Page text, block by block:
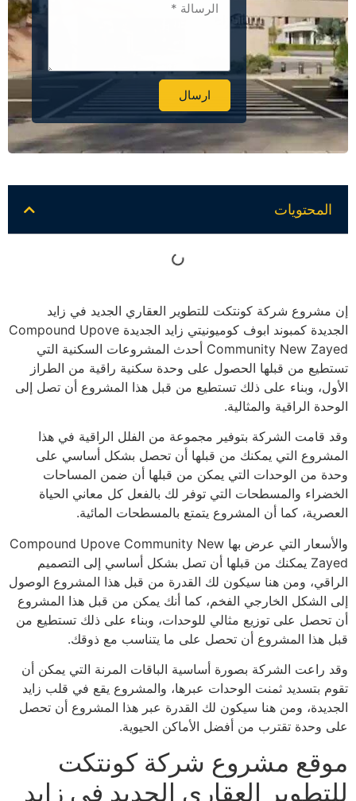
ارسال
Alternative:
المحتويات
إن مشروع شركة كونتكت للتطوير العقاري الجديد في زايد
الجديدة كمبوند ابوف كوميونيتي زايد الجديدة Compound Upove
Community New Zayed أحدث المشروعات السكنية التي
تستطيع من قبلها الحصول على وحدة سكنية راقية من الطراز
الأول، وبناء على ذلك تستطيع من قبل هذا المشروع أن تصل إلى
الوحدة الراقية والمثالية.
وقد قامت الشركة بتوفير مجموعة من الفلل الراقية في هذا
المشروع التي يمكنك من قبلها أن تحصل بشكل أساسي على
وحدة من الوحدات التي يمكن من قبلها أن ضمن المساحات
الخضراء والمسطحات التي توفر لك بالفعل كل معاني الحياة
العصرية، كما أن المشروع يتمتع بالمسطحات المائية.
والأسعار التي عرض بها Compound Upove Community New
Zayed يمكنك من قبلها أن تصل بشكل أساسي إلى التصميم
الراقي، ومن هنا سيكون لك القدرة من قبل هذا المشروع الوصول
إلى الشكل الخارجي الفخم، كما أنك يمكن من قبل هذا المشروع
أن تحصل على توزيع مثالي للوحدات، وبناء على ذلك تستطيع من
قبل هذا المشروع أن تحصل على ما يتناسب مع ذوقك.
وقد راعت الشركة بصورة أساسية الباقات المرنة التي يمكن أن
تقوم بتسديد ثمنت الوحدات عبرها، والمشروع يقع في قلب زايد
الجديدة، ومن هنا سيكون لك القدرة عبر هذا المشروع أن تحصل
على وحدة تقترب من أفضل الأماكن الحيوية.
موقع مشروع شركة كونتكت
للتطوير العقاري الجديد في زايد